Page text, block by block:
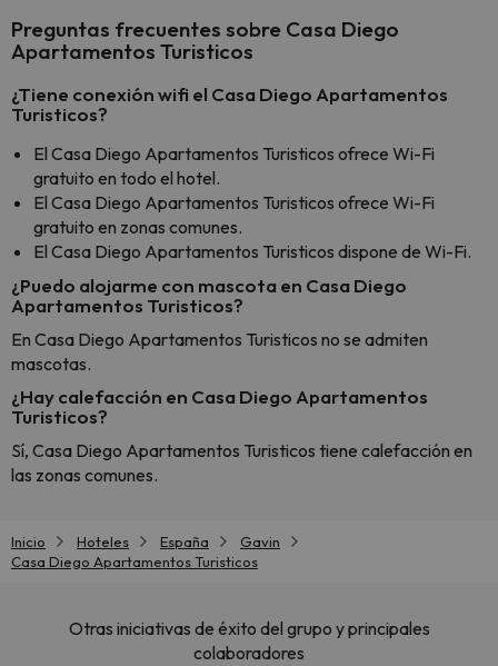
Preguntas frecuentes sobre Casa Diego
Apartamentos Turisticos
¿Tiene conexión wifi el Casa Diego Apartamentos
Turisticos?
El Casa Diego Apartamentos Turisticos ofrece Wi-Fi
gratuito en todo el hotel.
El Casa Diego Apartamentos Turisticos ofrece Wi-Fi
gratuito en zonas comunes.
El Casa Diego Apartamentos Turisticos dispone de Wi-Fi.
¿Puedo alojarme con mascota en Casa Diego
Apartamentos Turisticos?
En Casa Diego Apartamentos Turisticos no se admiten
mascotas.
¿Hay calefacción en Casa Diego Apartamentos
Turisticos?
Sí, Casa Diego Apartamentos Turisticos tiene calefacción en
las zonas comunes.
Inicio Hoteles España
Gavin
Casa Diego Apartamentos Turisticos
Otras iniciativas de éxito del grupo y principales
colaboradores